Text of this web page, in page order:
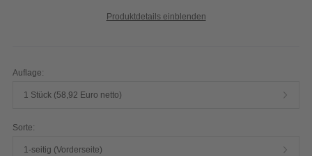
Produktdetails einblenden
Auflage:
1 Stück (58,92 Euro netto)
Sorte:
1-seitig (Vorderseite)